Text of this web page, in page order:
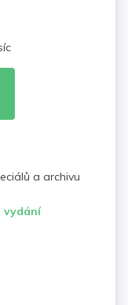
a archivu
vydání